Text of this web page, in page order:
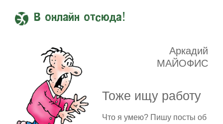
В онлайн отсюда!
Аркадий
МАЙОФИС
Тоже ищу работу
Что я умею? Пишу посты об